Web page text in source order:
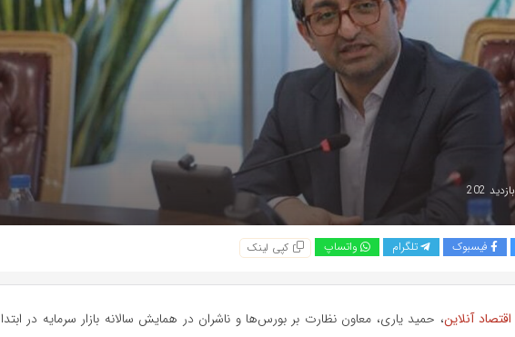
بازدید 202
فیسبوک تلگرام واتساپ کپی لینک
اقتصاد آنلاین، حمید یاری، معاون نظارت بر بورس‌ها و ناشران در همایش سالانه بازار سرمایه در ابتدا